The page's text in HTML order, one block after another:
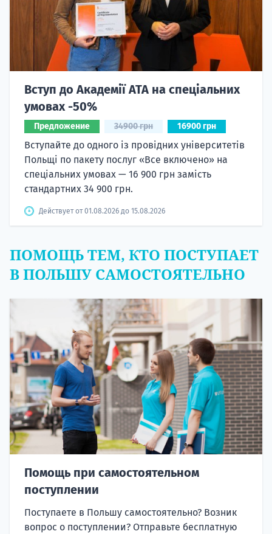
Вступ до Академії ATA на спеціальних
умовах -50%
Предложение 34900 грн 16900 грн
Вступайте до одного із провідних університетів
Польщі по пакету послуг «Все включено» на
спеціальних умовах — 16 900 грн замість
стандартних 34 900 грн.
Действует от 01.08.2026 до 15.08.2026
ПОМОЩЬ ТЕМ, КТО ПОСТУПАЕТ
В ПОЛЬШУ САМОСТОЯТЕЛЬНО
Помощь при самостоятельном
поступлении
Поступаете в Польшу самостоятельно? Возник
вопрос о поступлении? Отправьте бесплатную